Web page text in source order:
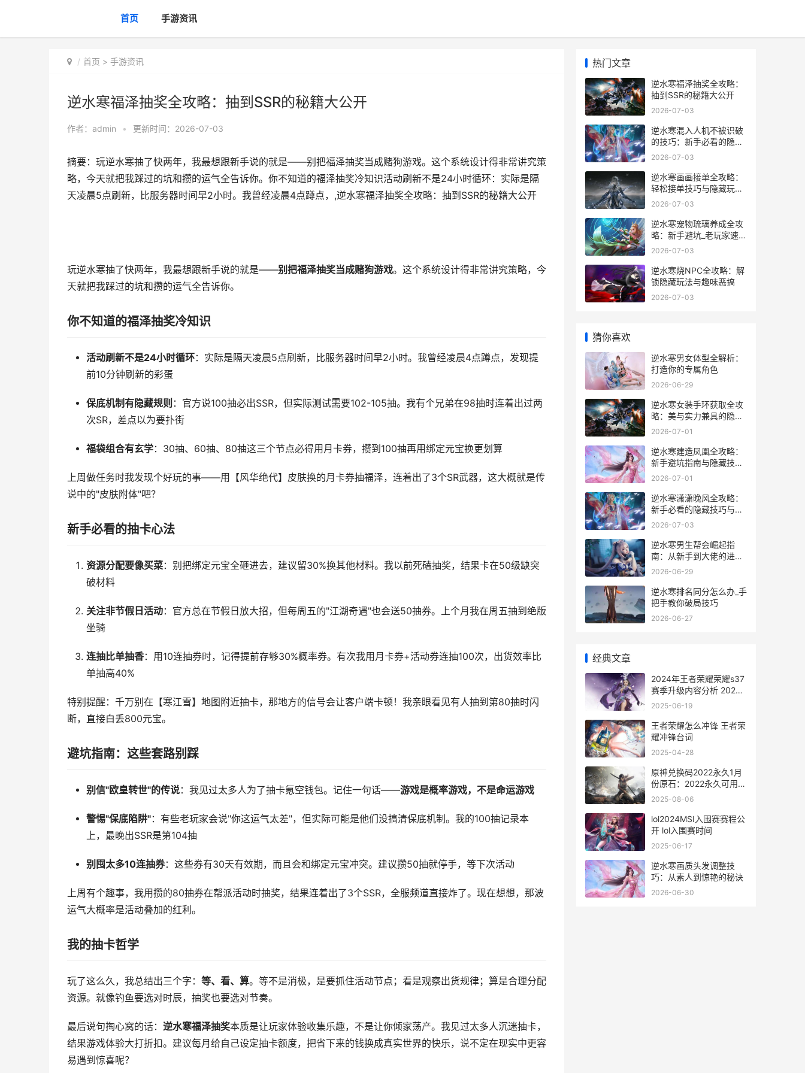
首页 手游资讯
首页 > 手游资讯
逆水寒福泽抽奖全攻略：抽到SSR的秘籍大公开
作者： admin • 更新时间：2026-07-03
摘要：玩逆水寒抽了快两年，我最想跟新手说的就是——别把福泽抽奖当成赌狗游戏。这个系统设计得非常讲究策
略，今天就把我踩过的坑和攒的运气全告诉你。你不知道的福泽抽奖冷知识活动刷新不是24小时循环：实际是隔
天凌晨5点刷新，比服务器时间早2小时。我曾经凌晨4点蹲点，,逆水寒福泽抽奖全攻略：抽到SSR的秘籍大公开
玩逆水寒抽了快两年，我最想跟新手说的就是——别把福泽抽奖当成赌狗游戏。这个系统设计得非常讲究策略，今
天就把我踩过的坑和攒的运气全告诉你。
你不知道的福泽抽奖冷知识
活动刷新不是24小时循环：实际是隔天凌晨5点刷新，比服务器时间早2小时。我曾经凌晨4点蹲点，发现提
前10分钟刷新的彩蛋
保底机制有隐藏规则 ：官方说100抽必出SSR，但实际测试需要102-105抽。我有个兄弟在98抽时连着出过两
次SR，差点以为要扑街
福袋组合有玄学：30抽、60抽、80抽这三个节点必得用月卡券，攒到100抽再用绑定元宝换更划算
上周做任务时我发现个好玩的事——用【风华绝代】皮肤换的月卡券抽福泽，连着出了3个SR武器，这大概就是传
说中的"皮肤附体"吧？
新手必看的抽卡心法
资源分配要像买菜：别把绑定元宝全砸进去，建议留30%换其他材料。我以前死磕抽奖，结果卡在50级缺突
破材料
关注非节假日活动：官方总在节假日放大招，但每周五的"江湖奇遇"也会送50抽券。上个月我在周五抽到绝版
坐骑
连抽比单抽香：用10连抽券时，记得提前存够30%概率券。有次我用月卡券+活动券连抽100次，出货效率比
单抽高40%
特别提醒：千万别在【寒江雪】地图附近抽卡，那地方的信号会让客户端卡顿！我亲眼看见有人抽到第80抽时闪
断，直接白丢800元宝。
避坑指南：这些套路别踩
别信"欧皇转世"的传说：我见过太多人为了抽卡氪空钱包。记住一句话——游戏是概率游戏，不是命运游戏
警惕"保底陷阱"：有些老玩家会说"你这运气太差"，但实际可能是他们没搞清保底机制。我的100抽记录本
上，最晚出SSR是第104抽
别囤太多10连抽券：这些券有30天有效期，而且会和绑定元宝冲突。建议攒50抽就停手，等下次活动
上周有个趣事，我用攒的80抽券在帮派活动时抽奖，结果连着出了3个SSR，全服频道直接炸了。现在想想，那波
运气大概率是活动叠加的红利。
我的抽卡哲学
玩了这么久，我总结出三个字： 等、看、算。等不是消极，是要抓住活动节点；看是观察出货规律；算是合理分配
资源。就像钓鱼要选对时辰，抽奖也要选对节奏。
最后说句掏心窝的话： 逆水寒福泽抽奖本质是让玩家体验收集乐趣，不是让你倾家荡产。我见过太多人沉迷抽卡，
结果游戏体验大打折扣。建议每月给自己设定抽卡额度，把省下来的钱换成真实世界的快乐，说不定在现实中更容
易遇到惊喜呢？
热门文章
逆水寒福泽抽奖全攻略：
抽到SSR的秘籍大公开
2026-07-03
逆水寒混入人机不被识破
的技巧：新手必看的隐藏
玩法指南
2026-07-03
逆水寒画画接单全攻略：
轻松接单技巧与隐藏玩法
大揭秘_
2026-07-03
逆水寒宠物琉璃养成全攻
略：新手避坑_老玩家速成
秘籍
2026-07-03
逆水寒烧NPC全攻略：解
锁隐藏玩法与趣味恶搞
2026-07-03
猜你喜欢
逆水寒男女体型全解析：
打造你的专属角色
2026-06-29
逆水寒女装手环获取全攻
略：美与实力兼具的隐藏
玩法
2026-07-01
逆水寒建造凤凰全攻略：
新手避坑指南与隐藏技巧
大公开
2026-07-01
逆水寒潇潇晚风全攻略：
新手必看的隐藏技巧与实
战心得
2026-07-03
逆水寒男生帮会崛起指
南：从新手到大佬的进阶
秘籍
2026-06-29
逆水寒排名同分怎么办_手
把手教你破局技巧
2026-06-27
经典文章
2024年王者荣耀荣耀s37
赛季升级内容分析 2024
年王者荣耀kpl年度总决赛
2025-06-19
王者荣耀怎么冲锋 王者荣
耀冲锋台词
2025-04-28
原神兑换码2022永久1月
份原石：2022永久可用原
石兑换码同享[多图] 原神
2025-08-06
lol2024MSI入围赛赛程公
开 lol入围赛时间
2025-06-17
逆水寒画质头发调整技
巧：从素人到惊艳的秘诀
2026-06-30